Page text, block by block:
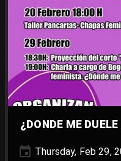
¿DONDE ME
Thursday, Feb 29,